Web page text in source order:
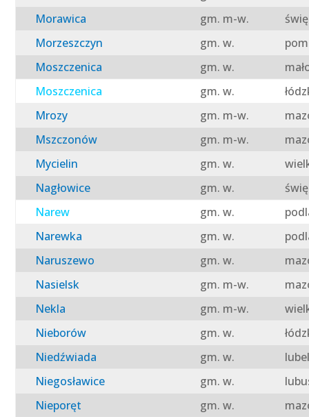
Morawica
gm. m-w.
Morzeszczyn
gm. w.
Moszczenica
gm. w.
Moszczenica
gm. w.
Mrozy
gm. m-w.
Mszczonów
gm. m-w.
Mycielin
gm. w.
Nagłowice
gm. w.
Narew
gm. w.
Narewka
gm. w.
Naruszewo
gm. w.
Nasielsk
gm. m-w.
Nekla
gm. m-w.
Nieborów
gm. w.
Niedźwiada
gm. w.
Niegosławice
gm. w.
Nieporęt
gm. w.